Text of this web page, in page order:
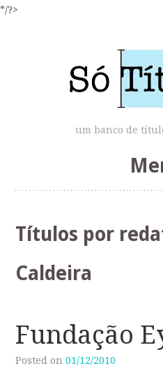
*/?>
um banco de
content
Títulos por
Caldeira
Fundação
Posted on01/12/2010